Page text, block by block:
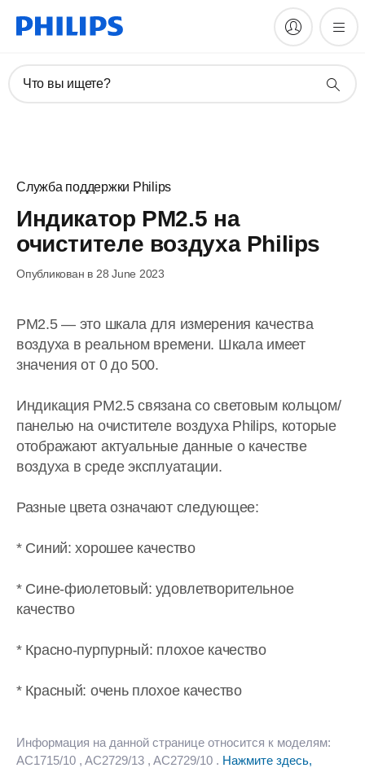
Что вы ищете?
Служба поддержки Philips
Индикатор PM2.5 на
очистителе воздуха Philips
Опубликован в 28 June 2023
PM2.5 — это шкала для измерения качества
воздуха в реальном времени. Шкала имеет
значения от 0 до 500.
Индикация PM2.5 связана со световым кольцом/
панелью на очистителе воздуха Philips, которые
отображают актуальные данные о качестве
воздуха в среде эксплуатации.
Разные цвета означают следующее:
* Синий: хорошее качество
* Сине-фиолетовый: удовлетворительное
качество
* Красно-пурпурный: плохое качество
* Красный: очень плохое качество
Информация на данной странице относится к моделям:
AC1715/10 , AC2729/13 , AC2729/10 . Нажмите здесь,